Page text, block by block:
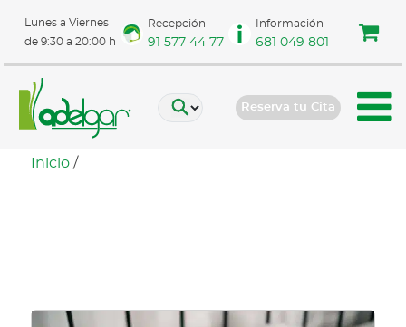
Lunes a Viernes
de 9:30 a 20:00 h
Recepción
91 577 44 77
Información
681 049 801
Reserva tu Cita
Inicio /